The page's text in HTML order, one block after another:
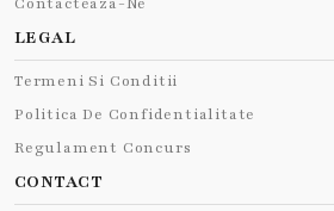
LEGAL
Termeni Si Conditii
Politica De Confidentialitate
Regulament Concurs
CONTACT